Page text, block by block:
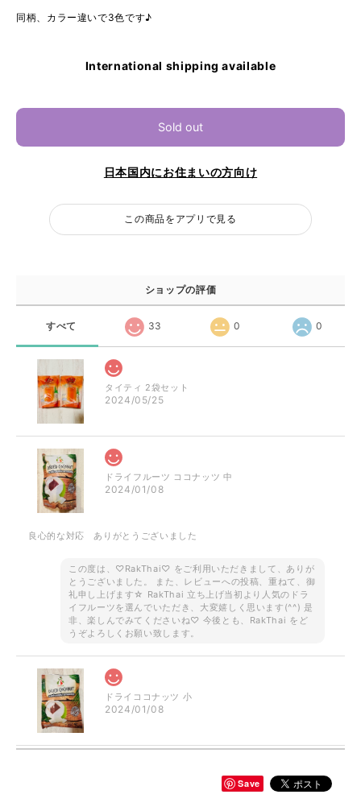
同柄、カラー違いで3色です♪
International shipping available
Sold out
日本国内にお住まいの方向け
この商品をアプリで見る
ショップの評価
すべて 33 0 0
タイティ 2袋セット
2024/05/25
ドライフルーツ ココナッツ 中
2024/01/08
良心的な対応 ありがとうございました
この度は、♡RakThai♡ をご利用いただきまして、ありが
とうございました。 また、レビューへの投稿、重ねて、御
礼申し上げます☆ RakThai 立ち上げ当初より人気のドラ
イフルーツを選んでいただき、大変嬉しく思います(^^) 是
非、楽しんでみてくださいね♡ 今後とも、RakThai をど
うぞよろしくお願い致します。
ドライココナッツ 小
2024/01/08
ご予約品です！ ロータス 半袖シャツ ブラウン
Save